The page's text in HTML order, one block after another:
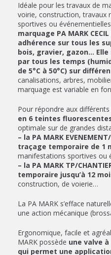
Idéale pour les travaux de
voirie, construction, travaux
sportives ou
marquage PA MARK
adhérence sur tous les
bois, gravier, gazon…
par tous les temps
de 5°C à 50°C) sur
canalisations, arbres,
marquage est variable en
Pour répondre aux
en 6 teintes
optimale sur de grandes
– la PA MARK
traçage temporaire de 1
manifestations sportives ou
– la PA MARK TP/
temporaire jusqu’à 12
construction, de voierie…
La PA MARK s’efface
une action mécanique
Ergonomique, facile et
MARK possède une valve
qui permet une